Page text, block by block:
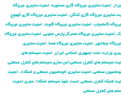
, امنیت سایبری نیروگاه گازی عسلویه, امنیت سایبری نیروگاه
سایبری نیروگاه گازی کنگان, امنیت سایبری نیروگاه گازی کهنوج,
گاماسیاب, امنیت سایبری نیروگاه گتوند, امنیت سایبری نیروگاه
, امنیت سایبری نیروگاه متمرکز پارس جنوبی, امنیت سایبری نیروگاه
نیشابور , امنیت سایبری نیروگاه هسا, امنیت سایبری
وزارت نفت جمهوری اسلامی ایران, امنیت سیستم های
سیستم های کنترل صنعتی،امن سازی سیستم های کنترل صنعتی،
صنعتی، امنیت سایبری اتوماسیون صنعتی و اسکادا،, امنیت
شبکه کنترل صنعتی,تست نفوذ سیستم اسکادا, مجری امنیت
های کنترل صنعتی